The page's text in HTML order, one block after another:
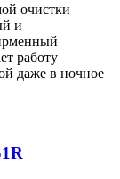
очистки
и
работу
даже в ночное